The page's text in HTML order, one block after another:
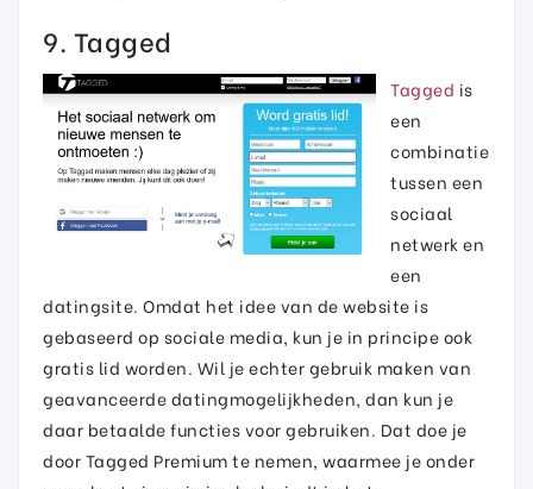
9. Tagged
Tagged is
een
combinatie
tussen een
sociaal
netwerk en
een
datingsite. Omdat het idee van de website is
gebaseerd op sociale media, kun je in principe ook
gratis lid worden. Wil je echter gebruik maken van
geavanceerde datingmogelijkheden, dan kun je
daar betaalde functies voor gebruiken. Dat doe je
door Tagged Premium te nemen, waarmee je onder